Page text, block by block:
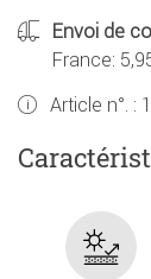
Envoi de
France:
Article n°. :